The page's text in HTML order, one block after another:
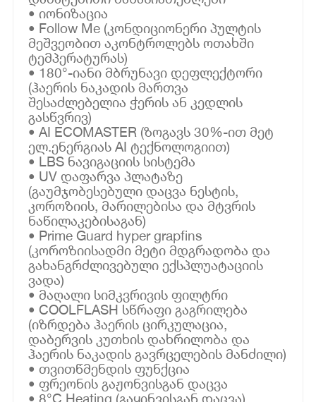
• იონიზაცია
• Follow Me (კონდიციონერი პულტის
მეშვეობით აკონტროლებს ოთახში
ტემპერატურას)
• 180°-იანი მბრუნავი დეფლექტორი
(ჰაერის ნაკადის მართვა
შესაძლებელია ჭერის ან კედლის
გასწვრივ)
• AI ECOMASTER (ზოგავს 30%-ით მეტ
ელ.ენერგიას AI ტექნოლოგიით)
• LBS ნავიგაციის სისტემა
• UV დაფარვა პლატაზე
(გაუმჯობესებული დაცვა ნესტის,
კოროზიის, მარილებისა და მტვრის
ნაწილაკებისაგან)
• Prime Guard hyper grapfins
(კოროზიისადმი მეტი მდგრადობა და
გახანგრძლივებული ექსპლუატაციის
ვადა)
• მაღალი სიმკვრივის ფილტრი
• COOLFLASH სწრაფი გაგრილება
(იზრდება ჰაერის ცირკულაცია,
დაბერვის კუთხის დახრილობა და
ჰაერის ნაკადის გავრცელების მანძილი)
• თვითწმენდის ფუნქცია
• ფრეონის გაჟონვისგან დაცვა
• 8°C Heating (გაყინვისგან დაცვა)